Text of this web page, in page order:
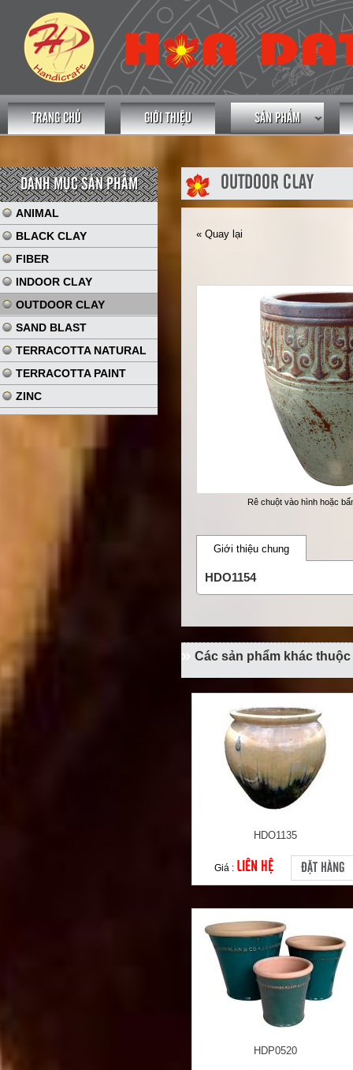
TRANG CHỦ GIỚI THIỆU SẢN PHẨM
DANH MỤC SẢN PHẨM
ANIMAL
BLACK CLAY
FIBER
INDOOR CLAY
OUTDOOR CLAY
SAND BLAST
TERRACOTTA NATURAL
TERRACOTTA PAINT
ZINC
OUTDOOR CLAY
« Quay lại
Rê chuột vào hình hoặc
Giới thiệu chung
HDO1154
Các sản phẩm khác
HDO1135
Giá : LIÊN HỆ ĐẶT HÀNG
HDP0520